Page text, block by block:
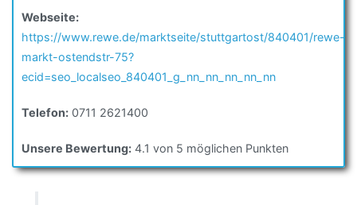
Webseite:
https://www.rewe.de/marktseite/stuttgartost/840401/rewe-
markt-ostendstr-75?
ecid=seo_localseo_840401_g_nn_nn_nn_nn_nn
Telefon: 0711 2621400
Unsere Bewertung: 4.1 von 5 möglichen Punkten